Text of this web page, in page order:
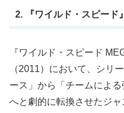
2. 『ワイルド・スピード
『ワイルド・スピード
（2011）において、シリ
ース」から「チームによる
へと劇的に転換させたジ